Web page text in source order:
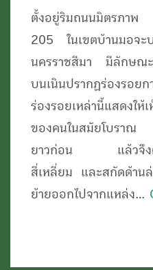
ตั้งอยู่ริมถนนมิตรภาพ
205 ในเขตบ้านมอจ
นครราชสีมา มีลักษณะ
บนเนินปรากฏร่องรอย
ร่องรอยเหล่านี้แสดงให้
ของคนในสมัยโบราณ
ยาวก่อน แล้วจึงตัด
สี่เหลี่ยม และสกัดด้าน
ย้ายออกไปจากแหล่ง…